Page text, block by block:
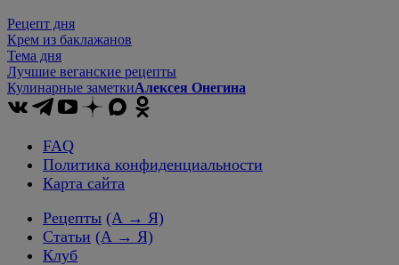
Рецепт дня
Крем из баклажанов
Тема дня
Лучшие веганские рецепты
Кулинарные заметкиАлексея Онегина
FAQ
Политика конфиденциальности
Карта сайта
Рецепты (А → Я)
Статьи (А → Я)
Клуб